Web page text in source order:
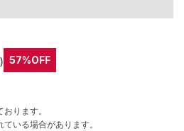
57%OFF
ります。
いる場合があります。